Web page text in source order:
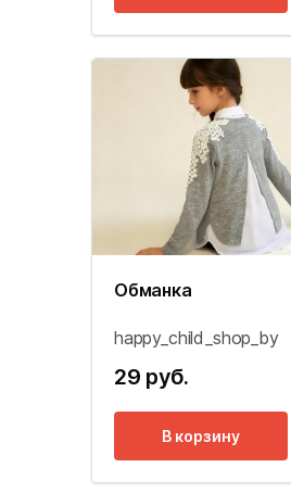
Обманка
happy_child_shop_by
29 руб.
В корзину